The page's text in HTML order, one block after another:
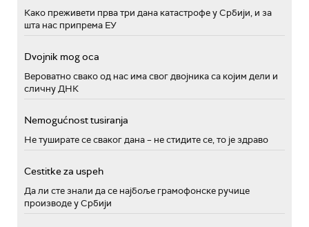
Како преживети прва три дана катастрофе у Србији, и за
шта нас припрема ЕУ
Dvojnik mog oca
Вероватно свако од нас има свог двојника са којим дели и
сличну ДНК
Nemogućnost tusiranja
Не туширате се сваког дана – не стидите се, то је здраво
Cestitke za uspeh
Да ли сте знали да се најбоље грамофонске ручице
производе у Србији